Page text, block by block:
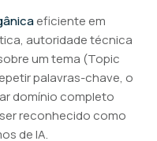
eficiente em
autoridade técnica
um tema (Topic
palavras-chave, o
domínio completo
reconhecido como
de IA.